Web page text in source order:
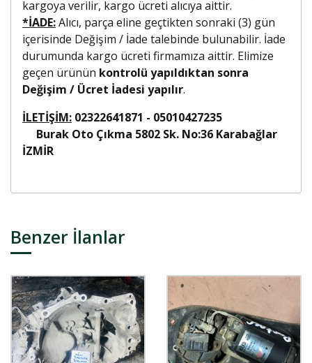
kargoya verilir, kargo ücreti alıcıya aittir.
*İADE:Alıcı, parça eline geçtikten sonraki (3) gün
içerisinde Değişim / İade talebinde bulunabilir. İade
durumunda kargo ücreti firmamıza aittir. Elimize
geçen ürünün kontrolü yapıldıktan sonra
Değişim / Ücret İadesi yapılır.
İLETİŞİM: 02322641871 - 05010427235
Burak Oto Çıkma 5802 Sk. No:36 Karabağlar
İZMİR
Benzer İlanlar